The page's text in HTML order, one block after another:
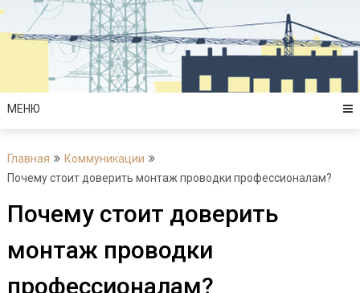
Перейти
содержимому
МЕНЮ
Главная
Коммуникации
Почему стоит доверить монтаж проводки профессионалам?
Почему стоит доверить
монтаж проводки
профессионалам?